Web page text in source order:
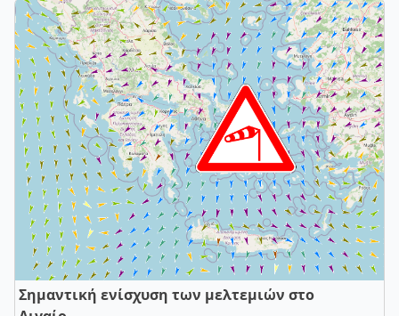
Σημαντική ενίσχυση των μελτεμιών στο